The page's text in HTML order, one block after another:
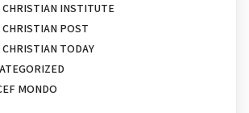
CHRISTIAN INSTITUTE
CHRISTIAN POST
CHRISTIAN TODAY
MONDO